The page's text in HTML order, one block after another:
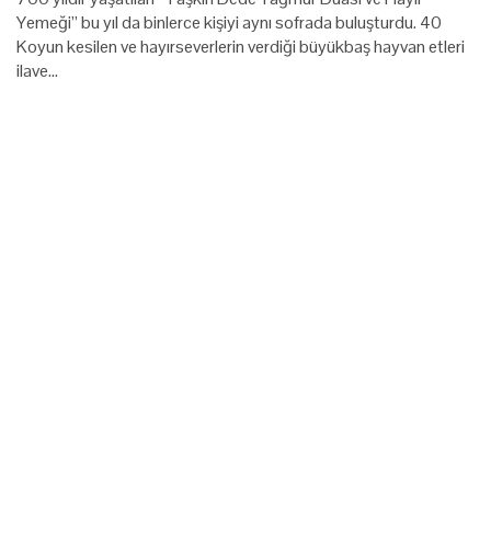
Yemeği” bu yıl da binlerce kişiyi aynı sofrada buluşturdu. 40
Koyun kesilen ve hayırseverlerin verdiği büyükbaş hayvan etleri
ilave…